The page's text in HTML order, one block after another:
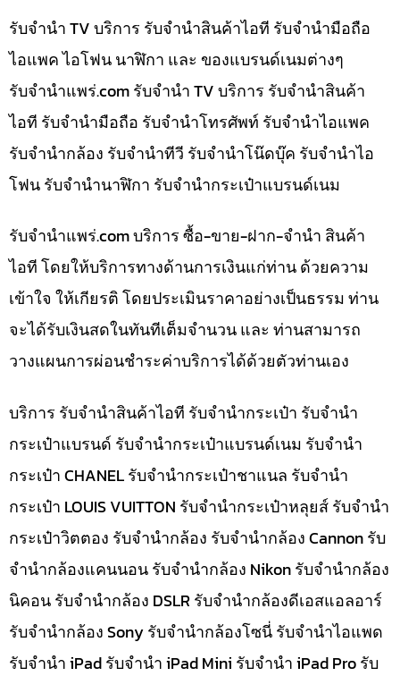
รับจำนำ TV บริการ รับจำนำสินค้าไอที รับจำนำมือถือ
ไอแพค ไอโฟน นาฬิกา และ ของแบรนด์เนมต่างๆ
รับจํานําแพร่.com รับจำนำ TV บริการ รับจำนำสินค้า
ไอที รับจำนำมือถือ รับจำนำโทรศัพท์ รับจำนำไอแพค
รับจำนำกล้อง รับจำนำทีวี รับจำนำโน๊ดบุ๊ค รับจำนำไอ
โฟน รับจำนำนาฬิกา รับจำนำกระเป๋าแบรนด์เนม
รับจํานําแพร่.com บริการ ซื้อ-ขาย-ฝาก-จำนำ สินค้า
ไอที โดยให้บริการทางด้านการเงินแก่ท่าน ด้วยความ
เข้าใจ ให้เกียรติ โดยประเมินราคาอย่างเป็นธรรม ท่าน
จะได้รับเงินสดในทันทีเต็มจำนวน และ ท่านสามารถ
วางแผนการผ่อนชำระค่าบริการได้ด้วยตัวท่านเอง
บริการ รับจำนำสินค้าไอที รับจำนำกระเป๋า รับจำนำ
กระเป๋าแบรนด์ รับจำนำกระเป๋าแบรนด์เนม รับจำนำ
กระเป๋า CHANEL รับจำนำกระเป๋าชาแนล รับจำนำ
กระเป๋า LOUIS VUITTON รับจำนำกระเป๋าหลุยส์ รับจำนำ
กระเป๋าวิตตอง รับจำนำกล้อง รับจำนำกล้อง Cannon รับ
จำนำกล้องแคนนอน รับจำนำกล้อง Nikon รับจำนำกล้อง
นิคอน รับจำนำกล้อง DSLR รับจำนำกล้องดีเอสแอลอาร์
รับจำนำกล้อง Sony รับจำนำกล้องโซนี่ รับจำนำไอแพด
รับจำนำ iPad รับจำนำ iPad Mini รับจำนำ iPad Pro รับ